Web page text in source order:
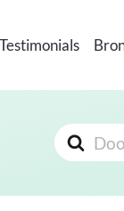
Testimonials
Zoeken
Naar